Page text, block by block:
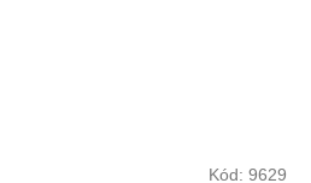
Kód: 9629